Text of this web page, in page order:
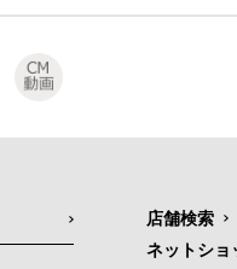
店舗検索
ネットショ